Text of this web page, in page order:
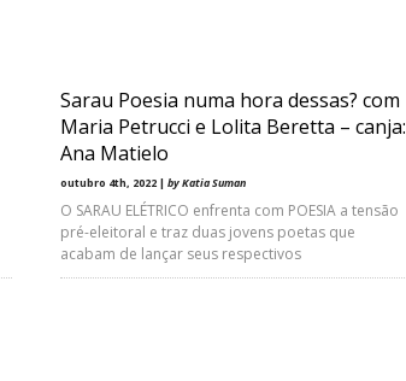
Sarau Poesia numa hora dessas? com
Maria Petrucci e Lolita Beretta – canja:
Ana Matielo
outubro 4th, 2022 | by Katia Suman
O SARAU ELÉTRICO enfrenta com POESIA a tensão
pré-eleitoral e traz duas jovens poetas que
acabam de lançar seus respectivos